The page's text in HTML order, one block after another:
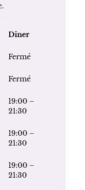
Dîner
Fermé
Fermé
19:00 –
21:30
19:00 –
21:30
19:00 –
21:30